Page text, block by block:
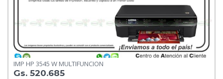
IMP HP 3545 W MULTIFUNCION
Gs. 520.685